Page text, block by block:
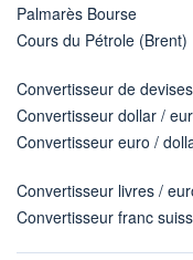
Palmarès Bourse
Cours du Pétrole (Brent)
Convertisseur de devises
Convertisseur dollar /
Convertisseur euro /
Convertisseur livres /
Convertisseur franc